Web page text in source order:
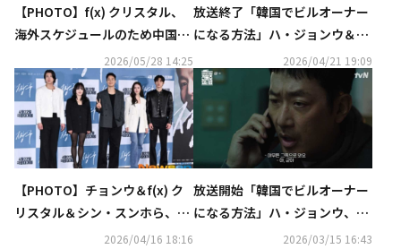
【PHOTO】f(x) クリスタル、
海外スケジュールのため中国へ
2026/05/28 14:25
放送終了「韓国でビルオーナー
になる方法」ハ・ジョンウ＆イ
ム・スジョンらが迎えた結末と
は【ネタバレあり】
2026/04/21 19:09
【PHOTO】チョンウ＆f(x) ク
リスタル＆シン・スンホら、映
画「チャング」メディア試写会
2026/04/16 18:16
放送開始「韓国でビルオーナー
になる方法」ハ・ジョンウ、自
身を取り巻く世界が奇妙に回り
2026/03/15 16:43